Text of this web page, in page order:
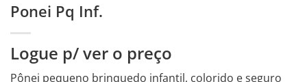
Ponei Pq Inf.
Logue p/ ver o preço
Pônei pequeno brinquedo infantil, colorido e seguro